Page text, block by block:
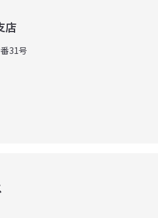
店
31号